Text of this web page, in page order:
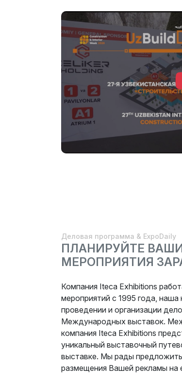
Деловая программа & ExpoDaily
ПЛАНИРУЙТЕ
МЕРОПРИЯТИЯ
Компания Iteca Exhibitions
мероприятий с 1995 года,
проведении и организации
Международных выставок.
компания Iteca Exhibitions
уникальный выставочный
выставке. Мы рады
размещения Вашей рекламы на